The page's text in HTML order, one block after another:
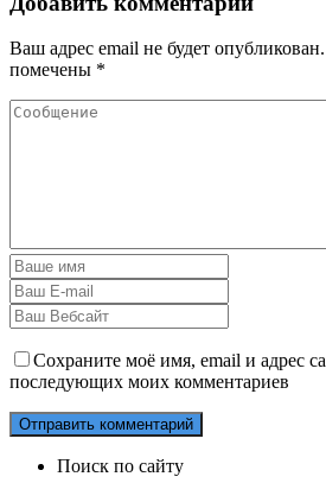
Ваш адрес email не будет опубликован.
помечены *
Сохраните моё имя, email и адрес
последующих моих комментариев
Поиск по сайту